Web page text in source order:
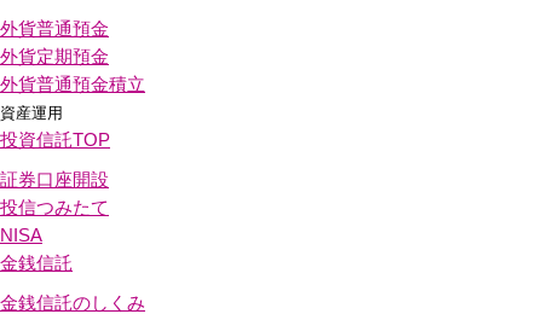
外貨普通預金
外貨定期預金
外貨普通預金積立
資産運用
投資信託TOP
証券口座開設
投信つみたて
NISA
金銭信託
金銭信託のしくみ